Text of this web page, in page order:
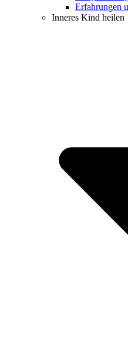
Erfahrungen
Inneres Kind heilen